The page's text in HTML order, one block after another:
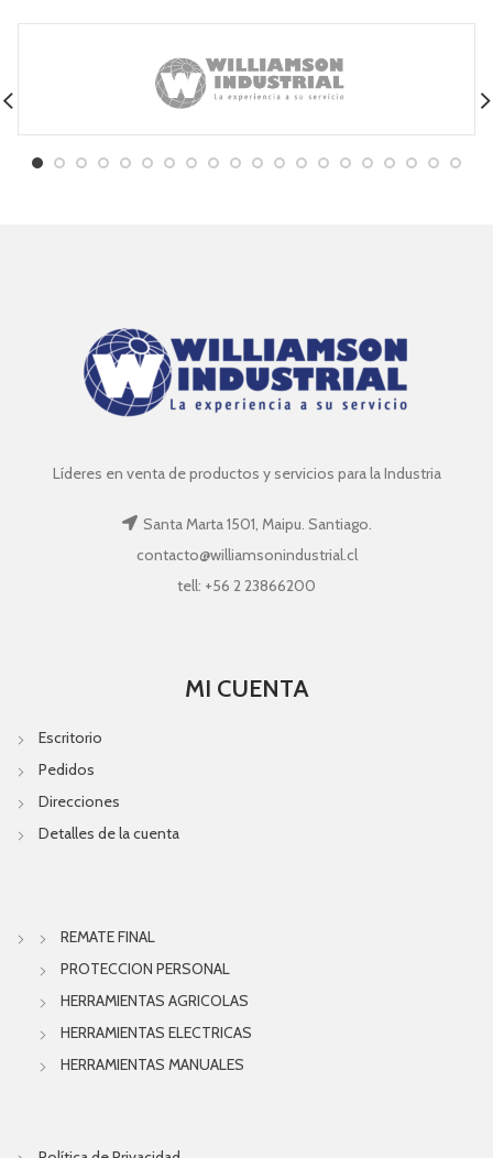
Líderes en venta de productos y servicios para la Industria
Santa Marta 1501, Maipu. Santiago.
contacto@williamsonindustrial.cl
tell: +56 2 23866200
MI CUENTA
Escritorio
Pedidos
Direcciones
Detalles de la cuenta
REMATE FINAL
PROTECCION PERSONAL
HERRAMIENTAS AGRICOLAS
HERRAMIENTAS ELECTRICAS
HERRAMIENTAS MANUALES